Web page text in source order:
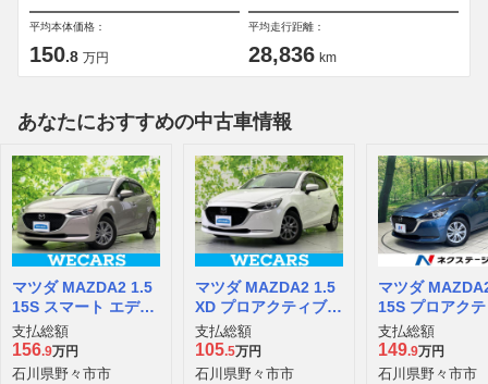
平均本体価格：
150.8 万円
平均走行距離：
28,836 km
あなたにおすすめの中古車情報
マツダ MAZDA2 1.5
15S スマート エディ
ション
支払総額
156.9万円
石川県野々市市
マツダ MAZDA2 1.5
XD プロアクティブ S
パッケージ ディーゼ
ルターボ
支払総額
105.5万円
石川県野々市市
マツダ
15S プロアク
支払総額
149.9万円
石川県野々市市